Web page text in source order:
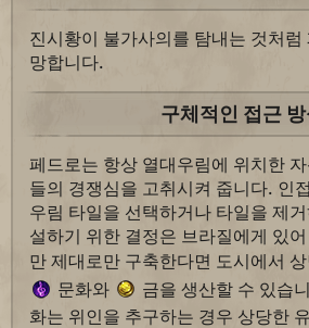
진시황이 불가사의를 탐내는 것처
망합니다.
구체적인 접근 방
페드로는 항상 열대우림에 위치한
들의 경쟁심을 고취시켜 줍니다. 인
우림 타일을 선택하거나 타일을 제
설하기 위한 결정은 브라질에게 있
만 제대로만 구축한다면 도시에서
문화와
금을 생산할 수 있습
화는 위인을 추구하는 경우 상당한